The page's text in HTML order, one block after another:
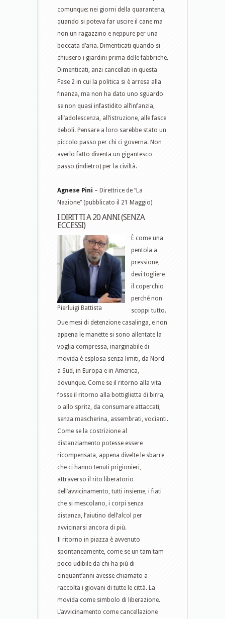
comunque: nei giorni della quarantena,
quando si poteva far uscire il cane ma
non un ragazzino e neppure per una
boccata d’aria. Dimenticati quando si
chiusero i giardini prima delle fabbriche.
Dimenticati, anzi cancellati in questa
Fase 2 in cui la politica si è arresa alla
finanza, ma non ha dato uno sguardo
se non quasi infastidito all’infanzia,
all’adolescenza, all’istruzione, alle fasce
deboli. Pensare a loro sarebbe stato un
piccolo passo per chi ci governa. Non
averlo fatto diventa un gigantesco
passo (indietro) per la civiltà.
Agnese Pini – Direttrice de “La
Nazione” (pubblicato il 21 Maggio)
I DIRITTI A 20 ANNI (SENZA
ECCESSI)
Pierluigi Battista
È come una
pentola a
pressione,
devi togliere
il coperchio
perché non
scoppi tutto.
Due mesi di detenzione casalinga, e non
appena le manette si sono allentate la
voglia compressa, inarginabile di
movida è esplosa senza limiti, da Nord
a Sud, in Europa e in America,
dovunque. Come se il ritorno alla vita
fosse il ritorno alla bottiglietta di birra,
o allo spritz, da consumare attaccati,
senza mascherina, assembrati, vocianti.
Come se la costrizione al
distanziamento potesse essere
ricompensata, appena divelte le sbarre
che ci hanno tenuti prigionieri,
attraverso il rito liberatorio
dell’avvicinamento, tutti insieme, i fiati
che si mescolano, i corpi senza
distanza, l’aiutino dell’alcol per
avvicinarsi ancora di più.
Il ritorno in piazza è avvenuto
spontaneamente, come se un tam tam
poco udibile da chi ha più di
cinquant’anni avesse chiamato a
raccolta i giovani di tutte le città. La
movida come simbolo di liberazione.
L’avvicinamento come cancellazione